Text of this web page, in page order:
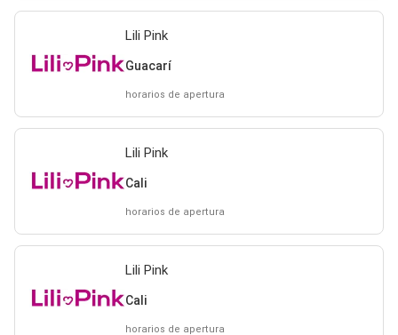
Lili Pink
Guacarí
horarios de apertura
Lili Pink
Cali
horarios de apertura
Lili Pink
Cali
horarios de apertura